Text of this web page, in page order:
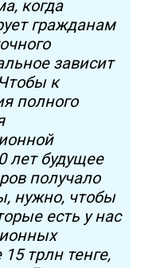
когда
гражданам
зависит
к
полного
лет будущее
получало
нужно, чтобы
есть у нас
трлн тенге,